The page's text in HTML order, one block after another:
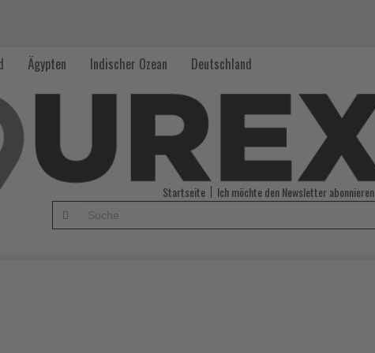
Ägypten Indischer Ozean Deutschland
Startseite Ich möchte den Newsletter abonnieren